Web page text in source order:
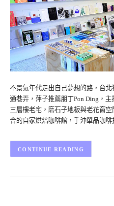
不景氣年代走出自己夢想的路，台
通巷弄，萍子推薦朋丁Pon Ding，
三層樓老宅，磨石子地板與老花窗
合的自家烘焙咖啡館，手沖單品咖
CONTINUE READING